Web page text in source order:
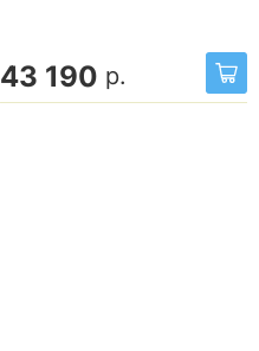
43 190 р.